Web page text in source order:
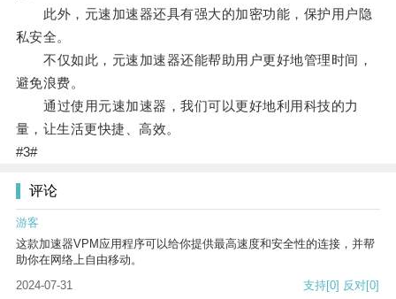
此外，元速加速器还具有强大的加密功能，保护用户隐
私安全。
不仅如此，元速加速器还能帮助用户更好地管理时间，
避免浪费。
通过使用元速加速器，我们可以更好地利用科技的力
量，让生活更快捷、高效。
#3#
评论
游客
这款加速器VPM应用程序可以给你提供最高速度和安全性的连接，并帮
助你在网络上自由移动。
2024-07-31
支持[0] 反对[0]